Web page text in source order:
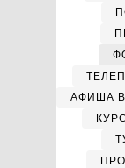
АФИША